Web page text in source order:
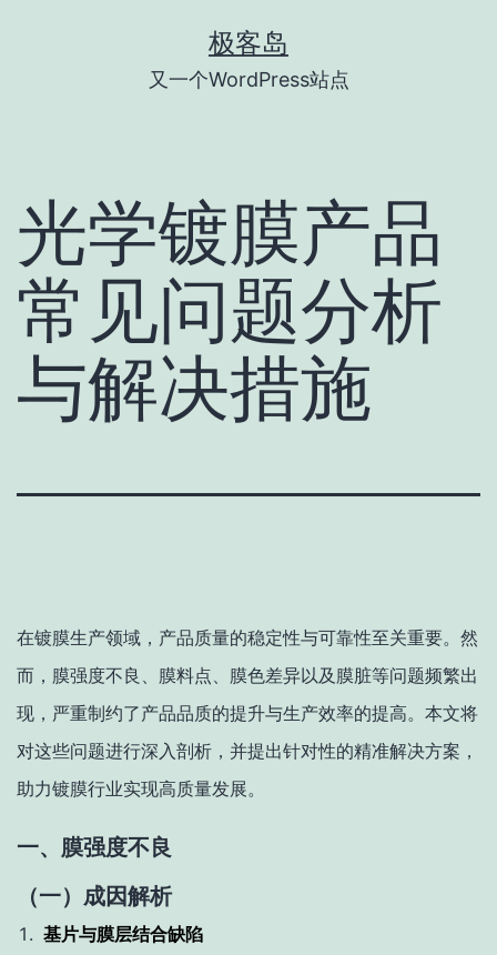
极客岛
又一个WordPress站点
光学镀膜产品
常见问题分析
与解决措施
在镀膜生产领域，产品质量的稳定性与可靠性至关重要。然
而，膜强度不良、膜料点、膜色差异以及膜脏等问题频繁出
现，严重制约了产品品质的提升与生产效率的提高。本文将
对这些问题进行深入剖析，并提出针对性的精准解决方案，
助力镀膜行业实现高质量发展。
一、膜强度不良
（一）成因解析
基片与膜层结合缺陷